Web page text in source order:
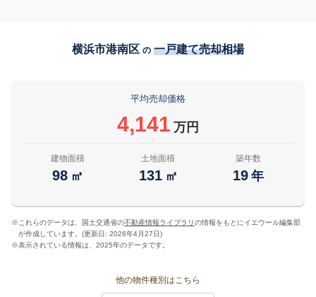
横浜市港南区 の 一戸建て売却相場
平均売却価格
4,141 万円
建物面積
98 ㎡
土地面積
131 ㎡
築年数
19 年
※ これらのデータは、国土交通省の不動産情報ライブラリの情報をもとにイエウール編集部
が作成しています。(更新日: 2026年4月27日)
※表示されている情報は、2025年のデータです。
他の物件種別はこちら